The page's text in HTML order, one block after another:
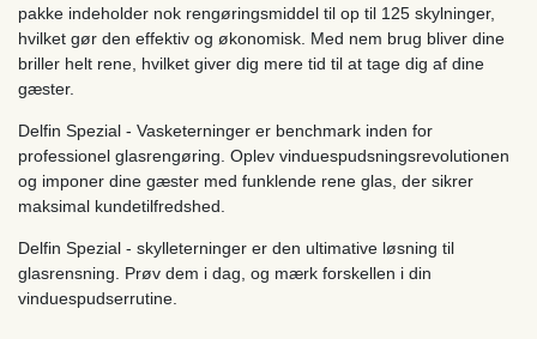
pakke indeholder nok rengøringsmiddel til op til 125 skylninger,
hvilket gør den effektiv og økonomisk. Med nem brug bliver dine
briller helt rene, hvilket giver dig mere tid til at tage dig af dine
gæster.
Delfin Spezial - Vasketerninger er benchmark inden for
professionel glasrengøring. Oplev vinduespudsningsrevolutionen
og imponer dine gæster med funklende rene glas, der sikrer
maksimal kundetilfredshed.
Delfin Spezial - skylleterninger er den ultimative løsning til
glasrensning. Prøv dem i dag, og mærk forskellen i din
vinduespudserrutine.